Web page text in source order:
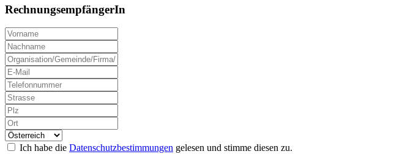
RechnungsempfängerIn
Ich habe die Datenschutzbestimmungen gelesen und stimme diesen zu.